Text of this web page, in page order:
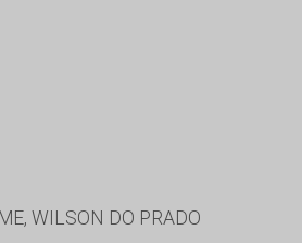
WILSON DO PRADO